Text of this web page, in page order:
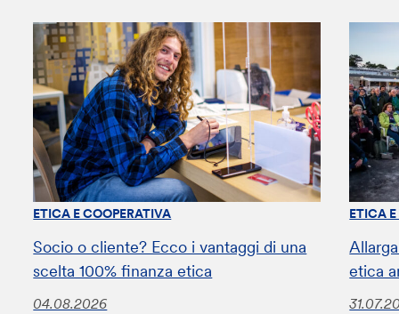
ETICA E COOPERATIVA
Socio o cliente? Ecco i vantaggi di una
scelta 100% finanza etica
04.08.2026
ETICA
etica